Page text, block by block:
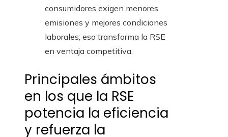
consumidores exigen menores
emisiones y mejores condiciones
laborales; eso transforma la RSE
en ventaja competitiva.
Principales ámbitos
en los que la RSE
potencia la eficiencia
y refuerza la